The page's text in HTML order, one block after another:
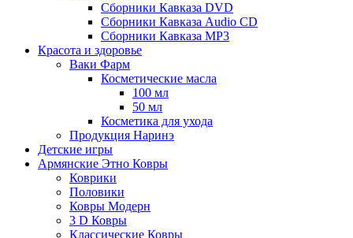
Сборники Кавказа DVD
Сборники Кавказа Audio CD
Сборники Кавказа MP3
Красота и здоровье
Ваки Фарм
Косметические масла
100 мл
50 мл
Косметика для ухода
Продукция Наринэ
Детские игры
Армянские Этно Ковры
Коврики
Половики
Ковры Модерн
3 D Ковры
Классические Ковры